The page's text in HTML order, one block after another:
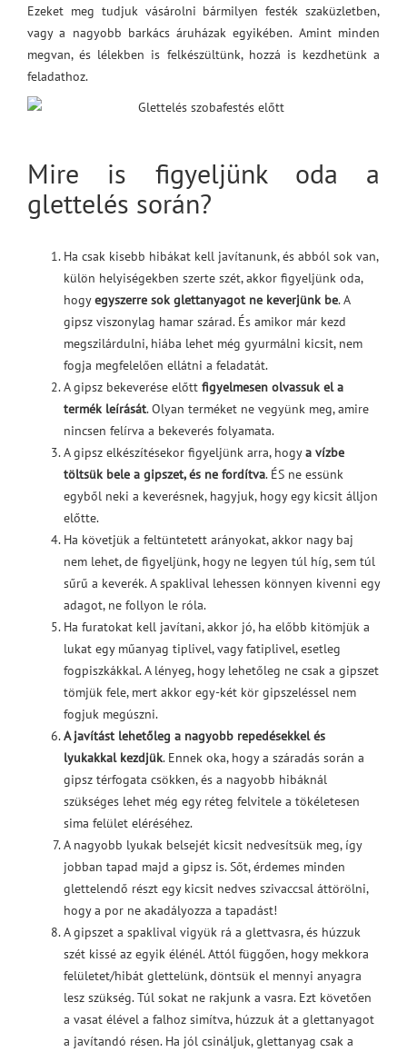
Ezeket meg tudjuk vásárolni bármilyen festék szaküzletben,
vagy a nagyobb barkács áruházak egyikében. Amint minden
megvan, és lélekben is felkészültünk, hozzá is kezdhetünk a
feladathoz.
Mire is figyeljünk oda a
glettelés során?
Ha csak kisebb hibákat kell javítanunk, és abból sok van,
külön helyiségekben szerte szét, akkor figyeljünk oda,
hogyegyszerre sok glettanyagot ne keverjünk be. A
gipsz viszonylag hamar szárad. És amikor már kezd
megszilárdulni, hiába lehet még gyurmálni kicsit, nem
fogja megfelelően ellátni a feladatát.
A gipsz bekeverése előtt figyelmesen olvassuk el a
termék leírását. Olyan terméket ne vegyünk meg, amire
nincsen felírva a bekeverés folyamata.
A gipsz elkészítésekor figyeljünk arra, hogya vízbe
töltsük bele a gipszet, és ne fordítva. ÉS ne essünk
egyből neki a keverésnek, hagyjuk, hogy egy kicsit álljon
előtte.
Ha követjük a feltüntetett arányokat, akkor nagy baj
nem lehet, de figyeljünk, hogy ne legyen túl híg, sem túl
sűrű a keverék. A spaklival lehessen könnyen kivenni egy
adagot, ne follyon le róla.
Ha furatokat kell javítani, akkor jó, ha előbb kitömjük a
lukat egy műanyag tiplivel, vagy fatiplivel, esetleg
fogpiszkákkal. A lényeg, hogy lehetőleg ne csak a gipszet
tömjük fele, mert akkor egy-két kör gipszeléssel nem
fogjuk megúszni.
A javítást lehetőleg a nagyobb repedésekkel és
lyukakkal kezdjük. Ennek oka, hogy a száradás során a
gipsz térfogata csökken, és a nagyobb hibáknál
szükséges lehet még egy réteg felvitele a tökéletesen
sima felület eléréséhez.
A nagyobb lyukak belsejét kicsit nedvesítsük meg, így
jobban tapad majd a gipsz is. Sőt, érdemes minden
glettelendő részt egy kicsit nedves szivaccsal áttörölni,
hogy a por ne akadályozza a tapadást!
A gipszet a spaklival vigyük rá a glettvasra, és húzzuk
szét kissé az egyik élénél. Attól függően, hogy mekkora
felületet/hibát glettelünk, döntsük el mennyi anyagra
lesz szükség. Túl sokat ne rakjunk a vasra. Ezt követően
a vasat élével a falhoz simítva, húzzuk át a glettanyagot
a javítandó résen. Ha jól csináljuk, glettanyag csak a